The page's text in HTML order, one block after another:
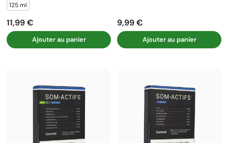
125 ml
Prix
11,99 €
Ajouter au panier
Prix
9,99 €
Ajouter au panier